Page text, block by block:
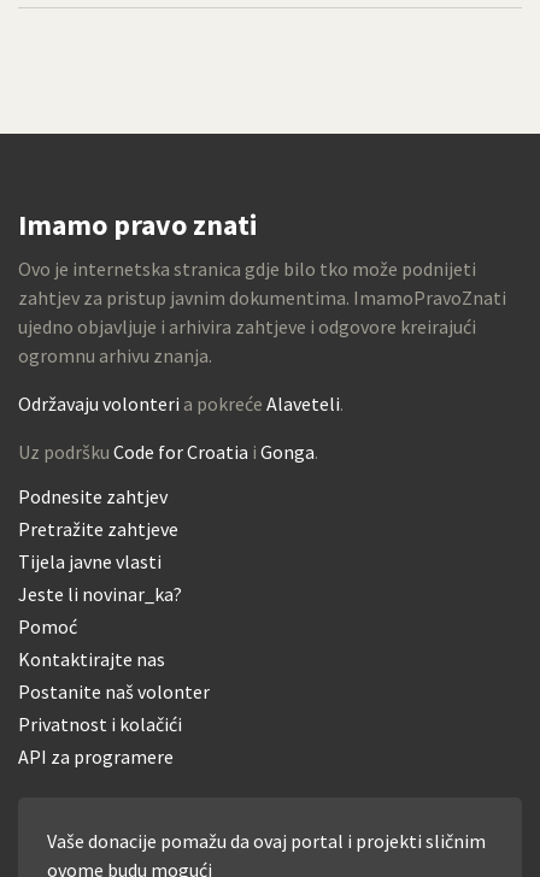
Imamo pravo znati
Ovo je internetska stranica gdje bilo tko može podnijeti
zahtjev za pristup javnim dokumentima. ImamoPravoZnati
ujedno objavljuje i arhivira zahtjeve i odgovore kreirajući
ogromnu arhivu znanja.
Održavaju volonteri a pokreće Alaveteli.
Uz podršku Code for Croatia i Gonga.
Podnesite zahtjev
Pretražite zahtjeve
Tijela javne vlasti
Jeste li novinar_ka?
Pomoć
Kontaktirajte nas
Postanite naš volonter
Privatnost i kolačići
API za programere
Vaše donacije pomažu da ovaj portal i projekti sličnim
ovome budu mogući